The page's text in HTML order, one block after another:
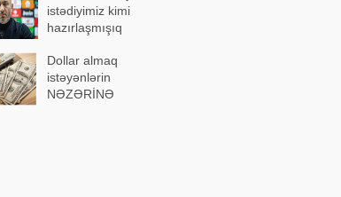
istədiyimiz kimi
hazırlaşmışıq
Dollar almaq
istəyənlərin
NƏZƏRİNƏ